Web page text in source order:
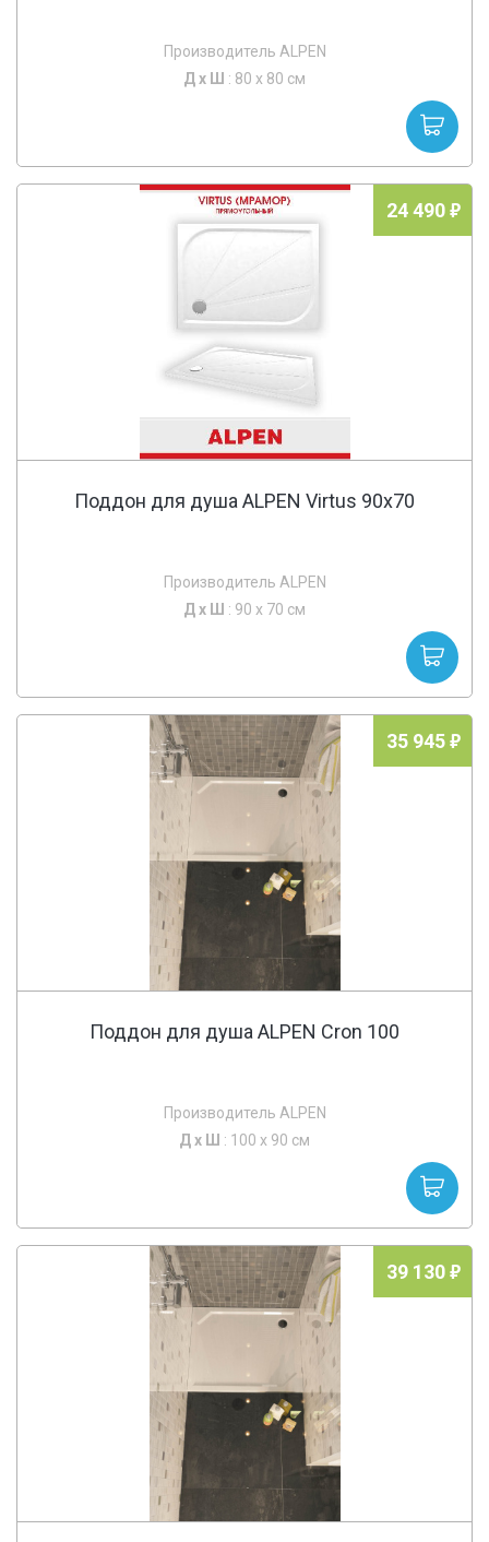
Производитель ALPEN
Д х Ш : 80 x 80 см
24 490
Поддон для душа ALPEN Virtus 90x70
Производитель ALPEN
Д х Ш : 90 x 70 см
35 945
Поддон для душа ALPEN Cron 100
Производитель ALPEN
Д х Ш : 100 x 90 см
39 130